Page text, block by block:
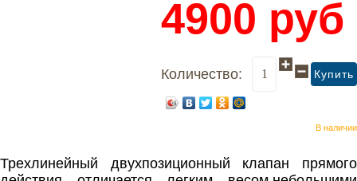
4900 руб
Количество:
В наличии
Трехлинейный двухпозиционный клапан прямого